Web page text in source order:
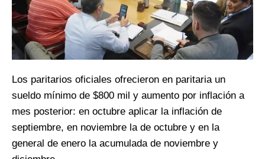
Los paritarios oficiales ofrecieron en paritaria un
sueldo mínimo de $800 mil y aumento por inflación a
mes posterior: en octubre aplicar la inflación de
septiembre, en noviembre la de octubre y en la
general de enero la acumulada de noviembre y